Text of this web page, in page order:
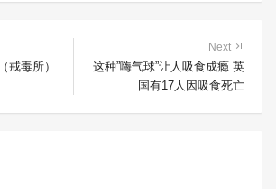
戒毒所）
Next
这种”嗨气球”让人吸食成瘾 英
国有17人因吸食死亡